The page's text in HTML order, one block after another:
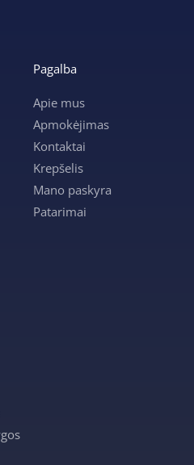
Pagalba
Apie mus
Apmokėjimas
Kontaktai
Krepšelis
Mano paskyra
Patarimai